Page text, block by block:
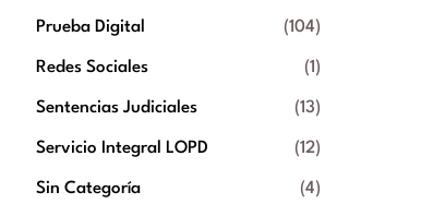
Prueba Digital (104)
Redes Sociales (1)
Sentencias Judiciales (13)
Servicio Integral LOPD (12)
Sin Categoría (4)